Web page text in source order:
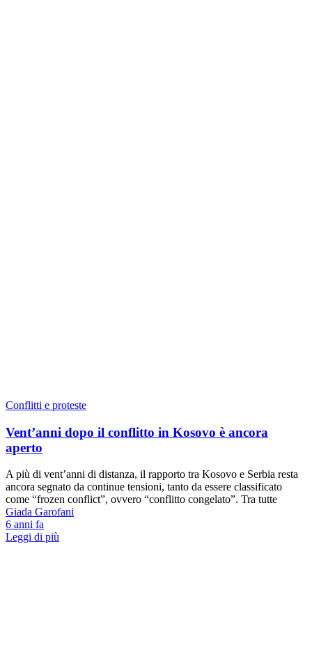
Conflitti e proteste
Vent’anni dopo il conflitto in Kosovo è ancora
aperto
A più di vent’anni di distanza, il rapporto tra Kosovo e Serbia resta
ancora segnato da continue tensioni, tanto da essere classificato
come “frozen conflict”, ovvero “conflitto congelato”. Tra tutte
Giada Garofani
6 anni fa
Leggi di più